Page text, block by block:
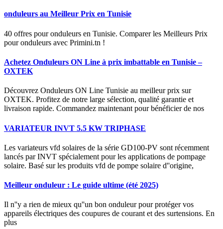
onduleurs au Meilleur Prix en Tunisie
40 offres pour onduleurs en Tunisie. Comparer les Meilleurs Prix
pour onduleurs avec Primini.tn !
Achetez Onduleurs ON Line à prix imbattable en Tunisie –
OXTEK
Découvrez Onduleurs ON Line Tunisie au meilleur prix sur
OXTEK. Profitez de notre large sélection, qualité garantie et
livraison rapide. Commandez maintenant pour bénéficier de nos
VARIATEUR INVT 5.5 KW TRIPHASE
Les variateurs vfd solaires de la série GD100-PV sont récemment
lancés par INVT spécialement pour les applications de pompage
solaire. Basé sur les produits vfd de pompe solaire d''origine,
Meilleur onduleur : Le guide ultime (été 2025)
Il n''y a rien de mieux qu''un bon onduleur pour protéger vos
appareils électriques des coupures de courant et des surtensions. En
plus